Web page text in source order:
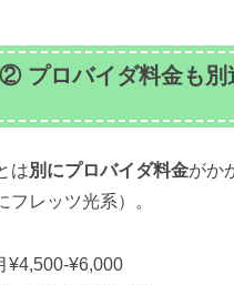
プロバイダ料金も別
は別にプロバイダ料金がか
フレッツ光系）。
¥4,500-¥6,000